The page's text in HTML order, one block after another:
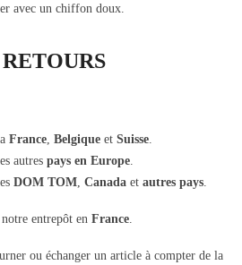
avec un chiffon doux.
France, Belgique et Suisse.
autres pays en Europe.
DOM TOM, Canada et autres pays.
entrepôt en France.
ou échanger un article à compter de la